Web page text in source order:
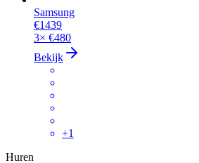
Samsung
€1439
3× €480
Bekijk
+1
Huren